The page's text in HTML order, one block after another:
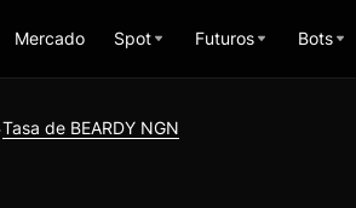
Mercado Spot Futuros Bots
Tasa de BEARDY NGN